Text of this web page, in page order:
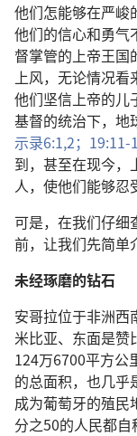
他们怎能够在严峻
他们的信心和勇气
督掌管的上帝王国
上风，无论情况看
他们坚信上帝的儿
基督的统治下，地
示录6:1,2； 19:11-
到，甚至在现今，
人，使他们能够
可是，在我们仔细
前，让我们先简单
未经琢磨的钻石
安哥拉位于非洲西
米比亚、东面是赞
124万6700平方公
的总面积，也几乎
成为葡萄牙的殖民
分之50的人民都自